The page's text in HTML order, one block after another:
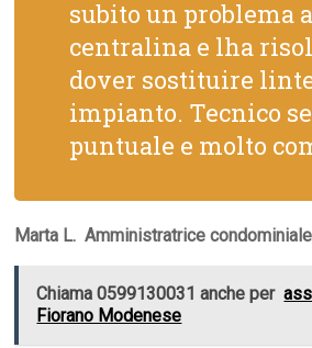
subito un problema
centralina e lha
dover sostituire
impianto. Tecnico
puntuale e molto
Marta L.  Amministratrice
Chiama 0599130031 anche per
Fiorano Modenese